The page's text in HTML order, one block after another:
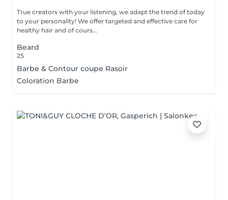
True creators with your listening, we adapt the trend of today
to your personality! We offer targeted and effective care for
healthy hair and of cours...
Beard
25
Barbe & Contour coupe Rasoir
Coloration Barbe